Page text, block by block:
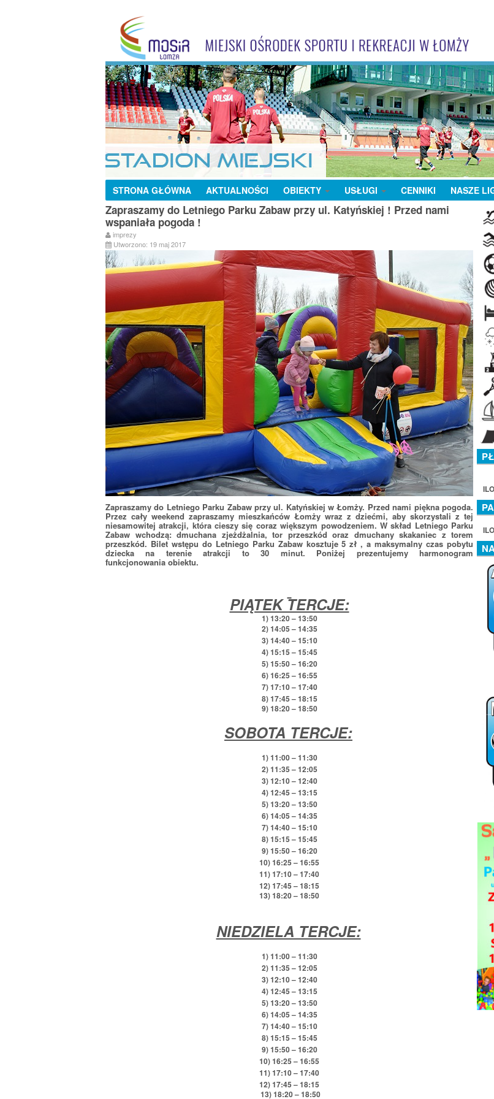
STRONA GŁÓWNA AKTUALNOŚCI OBIEKTY USŁUGI CENNIKI NASZE
Zapraszamy do Letniego Parku Zabaw przy ul. Katyńskiej ! Przed nami
wspaniała pogoda !
imprezy
Utworzono: 19 maj 2017
Zapraszamy do Letniego Parku Zabaw przy ul. Katyńskiej w Łomży. Przed nami piękna pogoda.
Przez cały weekend zapraszamy mieszkańców Łomży wraz z dziećmi, aby skorzystali z tej
niesamowitej atrakcji, która cieszy się coraz większym powodzeniem. W skład Letniego Parku
Zabaw wchodzą: dmuchana zjeżdżalnia, tor przeszkód oraz dmuchany skakaniec z torem
przeszkód. Bilet wstępu do Letniego Parku Zabaw kosztuje 5 zł , a maksymalny czas pobytu
dziecka na terenie atrakcji to 30 minut. Poniżej prezentujemy harmonogram
funkcjonowania obiektu.
PIĄTEK TERCJE:
1) 13:20 – 13:50
2) 14:05 – 14:35
3) 14:40 – 15:10
4) 15:15 – 15:45
5) 15:50 – 16:20
6) 16:25 – 16:55
7) 17:10 – 17:40
8) 17:45 – 18:15
9) 18:20 – 18:50
SOBOTA TERCJE:
1) 11:00 – 11:30
2) 11:35 – 12:05
3) 12:10 – 12:40
4) 12:45 – 13:15
5) 13:20 – 13:50
6) 14:05 – 14:35
7) 14:40 – 15:10
8) 15:15 – 15:45
9) 15:50 – 16:20
10) 16:25 – 16:55
11) 17:10 – 17:40
12) 17:45 – 18:15
13) 18:20 – 18:50
NIEDZIELA TERCJE:
1) 11:00 – 11:30
2) 11:35 – 12:05
3) 12:10 – 12:40
4) 12:45 – 13:15
5) 13:20 – 13:50
6) 14:05 – 14:35
7) 14:40 – 15:10
8) 15:15 – 15:45
9) 15:50 – 16:20
10) 16:25 – 16:55
11) 17:10 – 17:40
12) 17:45 – 18:15
13) 18:20 – 18:50